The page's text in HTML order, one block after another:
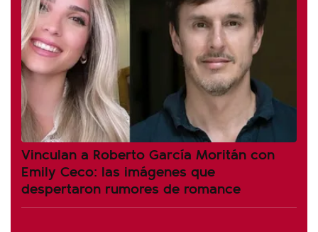
Vinculan a Roberto García Moritán con
Emily Ceco: las imágenes que
despertaron rumores de romance